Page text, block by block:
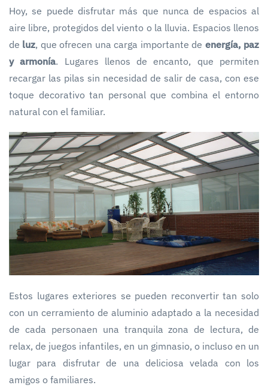
Hoy, se puede disfrutar más que nunca de espacios al
aire libre, protegidos del viento o la lluvia. Espacios llenos
de luz, que ofrecen una carga importante de energía, paz
y armonía. Lugares llenos de encanto, que permiten
recargar las pilas sin necesidad de salir de casa, con ese
toque decorativo tan personal que combina el entorno
natural con el familiar.
Estos lugares exteriores se pueden reconvertir tan solo
con un cerramiento de aluminio adaptado a la necesidad
de cada personaen una tranquila zona de lectura, de
relax, de juegos infantiles, en un gimnasio, o incluso en un
lugar para disfrutar de una deliciosa velada con los
amigos o familiares.